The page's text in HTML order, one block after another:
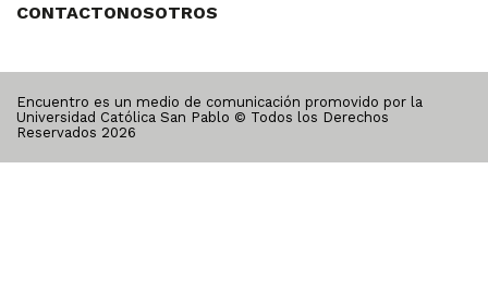
CONTACTONOSOTROS
Encuentro es un medio de comunicación promovido por la
Universidad Católica San Pablo © Todos los Derechos
Reservados 2026